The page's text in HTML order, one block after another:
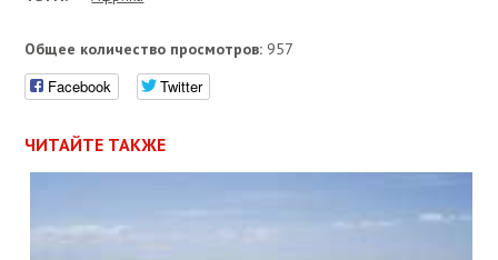
Общее количество просмотров: 957
Facebook Twitter
ЧИТАЙТЕ ТАКЖЕ